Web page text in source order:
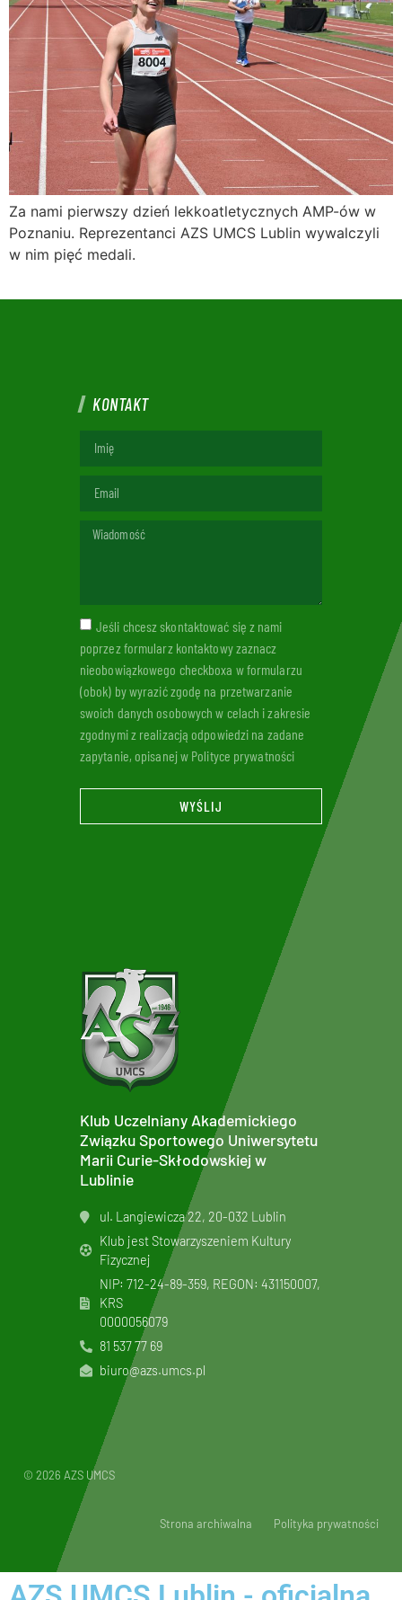
Za nami pierwszy dzień lekkoatletycznych AMP-ów w
Poznaniu. Reprezentanci AZS UMCS Lublin wywalczyli
w nim pięć medali.
KONTAKT
Jeśli chcesz skontaktować się z nami
poprzez formularz kontaktowy zaznacz
nieobowiązkowego checkboxa w formularzu
(obok) by wyrazić zgodę na przetwarzanie
swoich danych osobowych w celach i zakresie
zgodnymi z realizacją odpowiedzi na zadane
zapytanie, opisanej w Polityce prywatności
WYŚLIJ
Klub Uczelniany Akademickiego
Związku Sportowego Uniwersytetu
Marii Curie-Skłodowskiej w
Lublinie
ul. Langiewicza 22, 20-032 Lublin
Klub jest Stowarzyszeniem Kultury
Fizycznej
NIP: 712-24-89-359, REGON: 431150007,
KRS
0000056079
81 537 77 69
biuro@azs.umcs.pl
© 2026 AZS UMCS
Strona archiwalna Polityka prywatności